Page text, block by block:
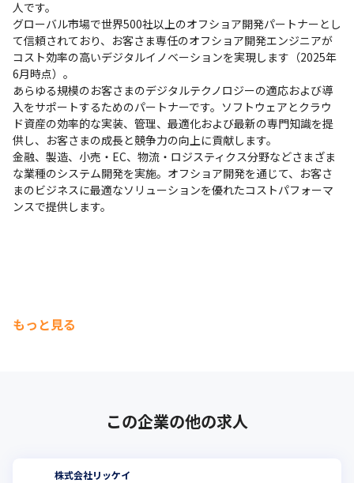
人です。
グローバル市場で世界500社以上のオフショア開発パートナーとし
て信頼されており、お客さま専任のオフショア開発エンジニアが
コスト効率の高いデジタルイノベーションを実現します（2025年
6月時点）。
あらゆる規模のお客さまのデジタルテクノロジーの適応および導
入をサポートするためのパートナーです。ソフトウェアとクラウ
ド資産の効率的な実装、管理、最適化および最新の専門知識を提
供し、お客さまの成長と競争力の向上に貢献します。
金融、製造、小売・EC、物流・ロジスティクス分野などさまざま
な業種のシステム開発を実施。オフショア開発を通じて、お客さ
まのビジネスに最適なソリューションを優れたコストパフォーマ
ンスで提供します。
もっと見る
この企業の他の求人
株式会社リッケイ